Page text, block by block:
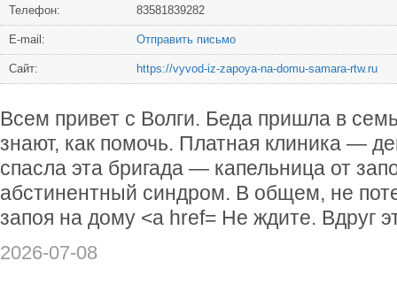
Телефон: 83581839282
Е-mail: Отправить письмо
Сайт: https://vyvod-iz-zapoya-na-domu-samara-rtw.ru
Всем привет с Волги. Беда пришла в
знают, как помочь. Платная клиника —
спасла эта бригада — капельница от
абстинентный синдром. В общем, не
запоя на дому <a href= Не ждите. Вдруг
2026-07-08